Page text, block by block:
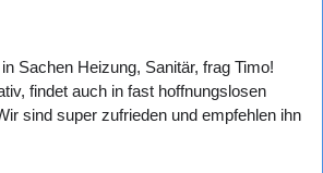
Sachen Heizung, Sanitär, frag Timo!
findet auch in fast hoffnungslosen
sind super zufrieden und empfehlen ihn